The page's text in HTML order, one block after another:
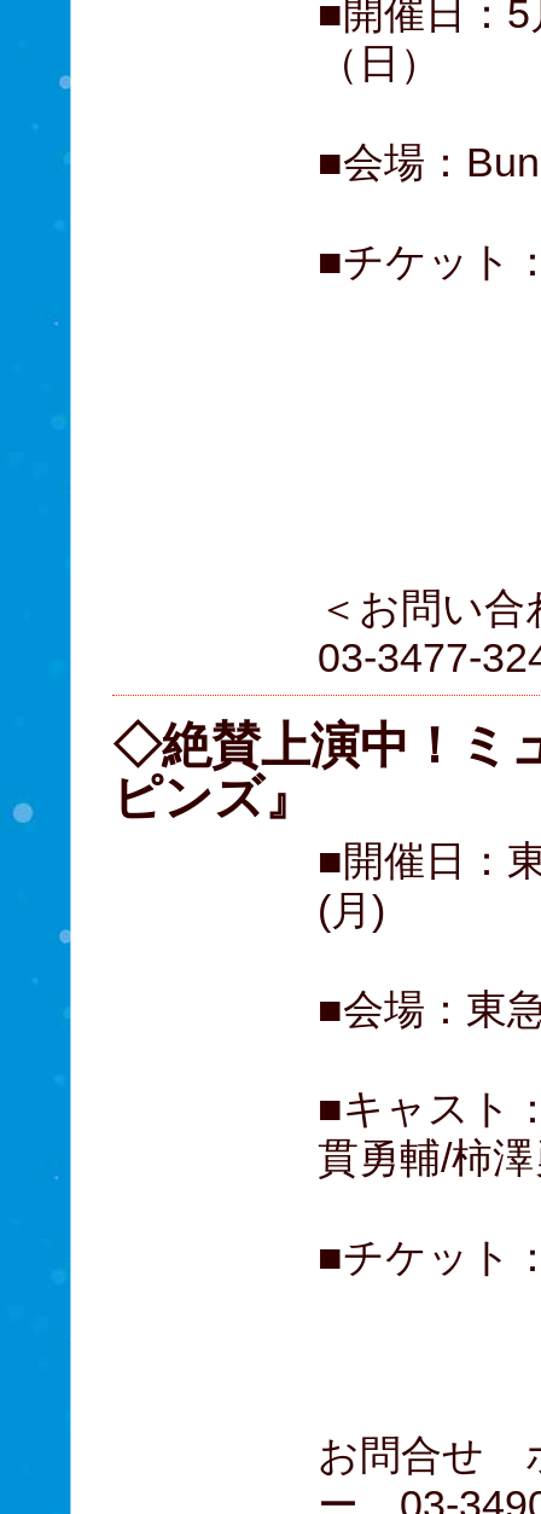
■開催日：
（日）
■会場：
■チケット
＜お問い
03-3477-
◇絶賛上演中！ミ
ピンズ』
■開催日：
(月)
■会場：東
■キャスト
貫勇輔/柿
■チケット
お問合せ
ー 03-